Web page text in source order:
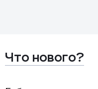
Что нового?